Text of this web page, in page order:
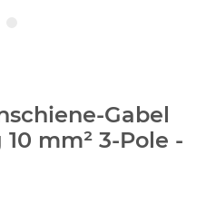
Gabel
mm² 3-Pole -